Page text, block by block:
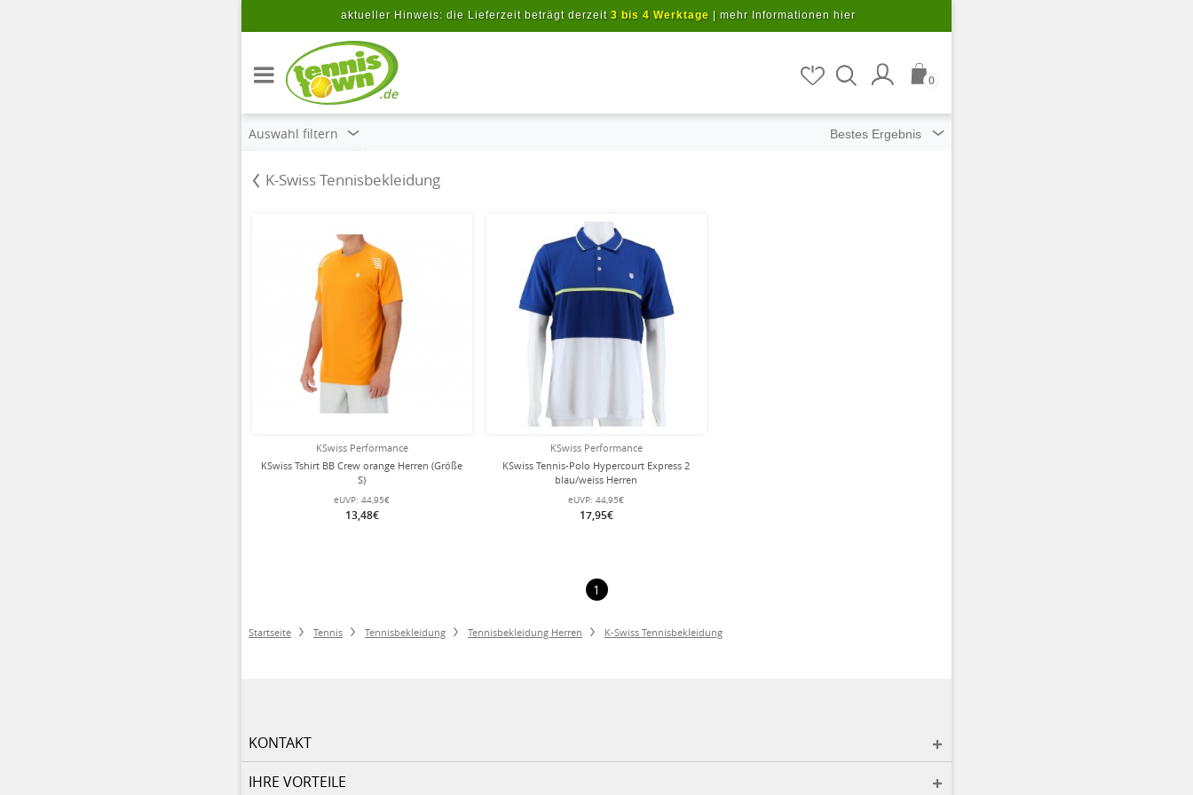
aktueller Hinweis: die Lieferzeit beträgt derzeit 3 bis 4 Werktage mehr Informationen hier
.de
0
Auswahl filtern
K-Swiss Tennisbekleidung
KSwiss Performance
KSwiss Tshirt BB Crew orange Herren (Größe
S)
eUVP: 44,95€
13,48€
KSwiss Performance
KSwiss Tennis-Polo Hypercourt Express 2
blau/weiss Herren
eUVP: 44,95€
17,95€
1
Startseite Tennis Tennisbekleidung Tennisbekleidung Herren K-Swiss Tennisbekleidung
KONTAKT
IHRE VORTEILE